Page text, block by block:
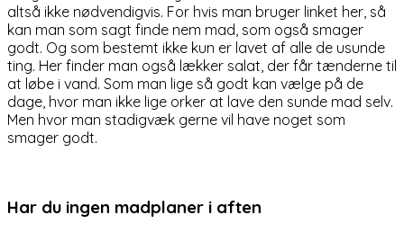
altså ikke nødvendigvis. For hvis man bruger linket her, så
kan man som sagt finde nem mad, som også smager
godt. Og som bestemt ikke kun er lavet af alle de usunde
ting. Her finder man også lækker salat, der får tænderne til
at løbe i vand. Som man lige så godt kan vælge på de
dage, hvor man ikke lige orker at lave den sunde mad selv.
Men hvor man stadigvæk gerne vil have noget som
smager godt.
Har du ingen madplaner i aften